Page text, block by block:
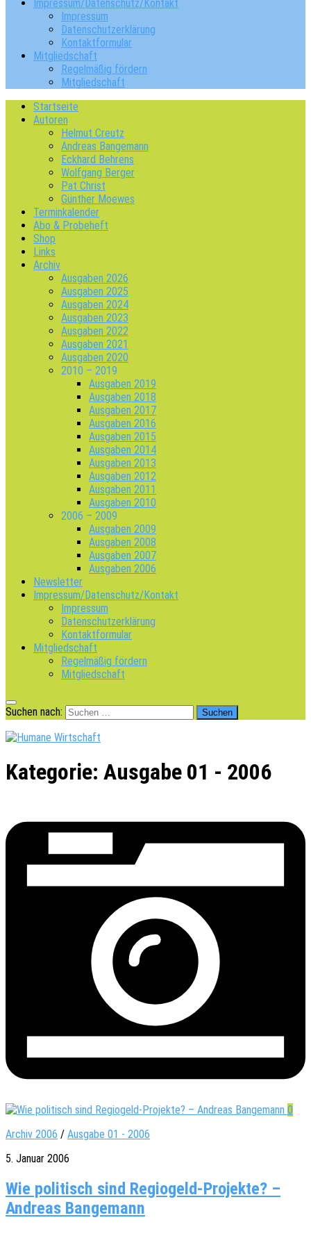
Impressum/Datenschutz/Kontakt
Impressum
Datenschutzerklärung
Kontaktformular
Mitgliedschaft
Regelmäßig fördern
Mitgliedschaft
Startseite
Autoren
Helmut Creutz
Andreas Bangemann
Eckhard Behrens
Wolfgang Berger
Pat Christ
Günther Moewes
Terminkalender
Abo & Probeheft
Shop
Links
Archiv
Ausgaben 2026
Ausgaben 2025
Ausgaben 2024
Ausgaben 2023
Ausgaben 2022
Ausgaben 2021
Ausgaben 2020
2010 – 2019
Ausgaben 2019
Ausgaben 2018
Ausgaben 2017
Ausgaben 2016
Ausgaben 2015
Ausgaben 2014
Ausgaben 2013
Ausgaben 2012
Ausgaben 2011
Ausgaben 2010
2006 – 2009
Ausgaben 2009
Ausgaben 2008
Ausgaben 2007
Ausgaben 2006
Newsletter
Impressum/Datenschutz/Kontakt
Impressum
Datenschutzerklärung
Kontaktformular
Mitgliedschaft
Regelmäßig fördern
Mitgliedschaft
Suchen nach:
Kategorie: Ausgabe 01 - 2006
0
Archiv 2006 / Ausgabe 01 - 2006
5. Januar 2006
Wie politisch sind Regiogeld-Projekte? –
Andreas Bangemann